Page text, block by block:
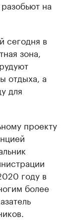
на
сегодня в
зона,
отдыха, а
для
проекту
году в
более